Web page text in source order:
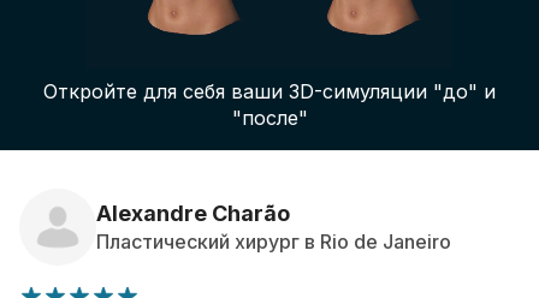
Бизнес Платформа
Планы
Откройте для себя ваши 3D-симуляции "до" и
"после"
Alexandre Charão
Пластический хирург в Rio de Janeiro